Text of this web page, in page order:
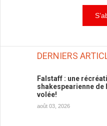
DERNIERS
Falstaff : une
shakespearienne de
volée!
août 03, 2026